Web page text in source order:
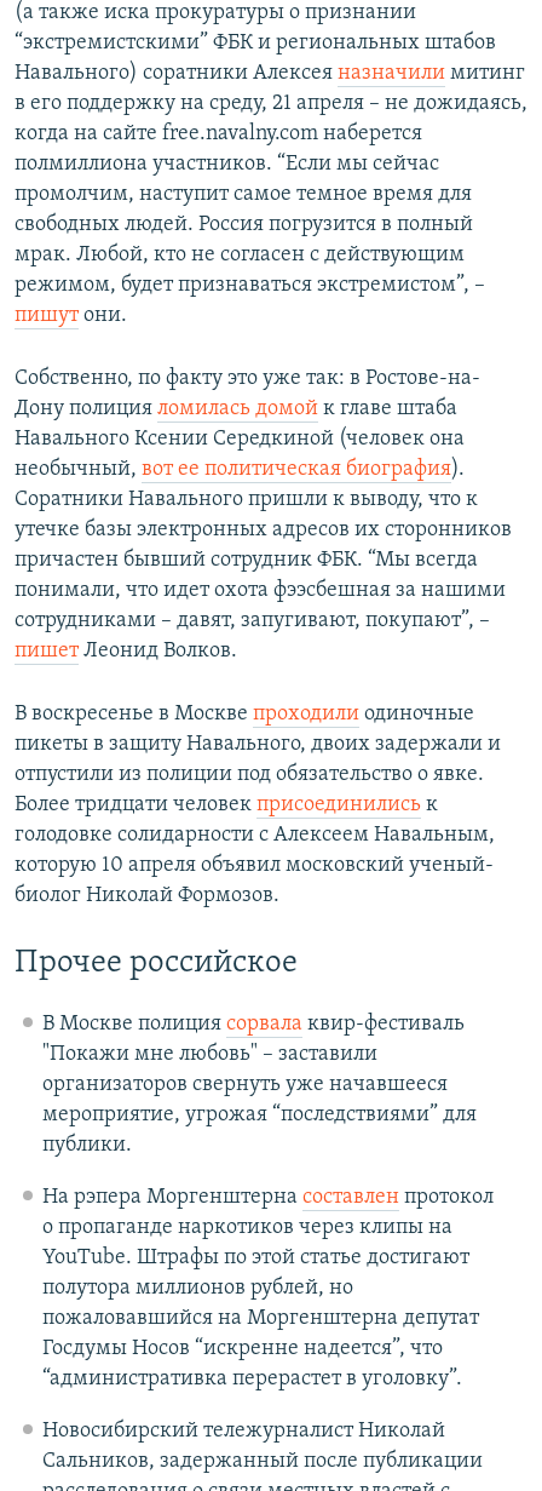
(а также иска прокуратуры о признании
“экстремистскими” ФБК и региональных штабов
Навального) соратники Алексея назначили митинг
в его поддержку на среду, 21 апреля – не дожидаясь,
когда на сайте free.navalny.com наберется
полмиллиона участников. “Если мы сейчас
промолчим, наступит самое темное время для
свободных людей. Россия погрузится в полный
мрак. Любой, кто не согласен с действующим
режимом, будет признаваться экстремистом”, –
пишутони.
Собственно, по факту это уже так: в Ростове-на-
Дону полиция ломилась домой к главе штаба
Навального Ксении Середкиной (человек она
необычный, вот ее политическая биография).
Соратники Навального пришли к выводу, что к
утечке базы электронных адресов их сторонников
причастен бывший сотрудник ФБК. “Мы всегда
понимали, что идет охота фээсбешная за нашими
сотрудниками – давят, запугивают, покупают”, –
пишетЛеонид Волков.
В воскресенье в Москве проходили одиночные
пикеты в защиту Навального, двоих задержали и
отпустили из полиции под обязательство о явке.
Более тридцати человек присоединились к
голодовке солидарности с Алексеем Навальным,
которую 10 апреля объявил московский ученый-
биолог Николай Формозов.
Прочее российское
В Москве полиция сорвала квир-фестиваль
"Покажи мне любовь" – заставили
организаторов свернуть уже начавшееся
мероприятие, угрожая “последствиями” для
публики.
На рэпера Моргенштерна составленпротокол
о пропаганде наркотиков через клипы на
YouTube. Штрафы по этой статье достигают
полутора миллионов рублей, но
пожаловавшийся на Моргенштерна депутат
Госдумы Носов “искренне надеется”, что
“административка перерастет в уголовку”.
Новосибирский тележурналист Николай
Сальников, задержанный после публикации